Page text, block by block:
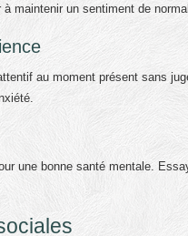
maintenir un sentiment de
au moment présent sans
une bonne santé mentale.